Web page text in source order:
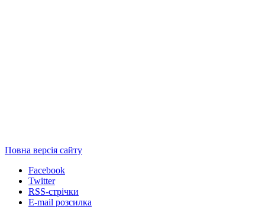
Повна версія сайту
Facebook
Twitter
RSS-стрічки
E-mail розсилка